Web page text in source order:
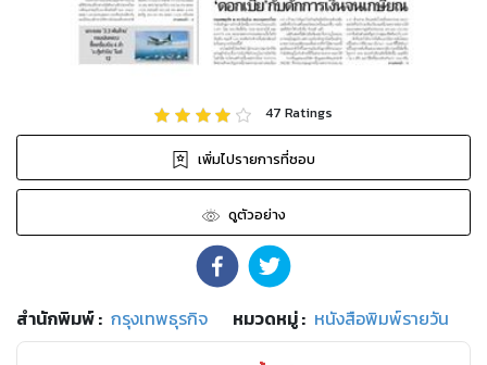
47 Ratings
เพิ่มไปรายการที่ชอบ
ดูตัวอย่าง
สำนักพิมพ์: กรุงเทพธุรกิจ หมวดหมู่: หนังสือพิมพ์รายวัน